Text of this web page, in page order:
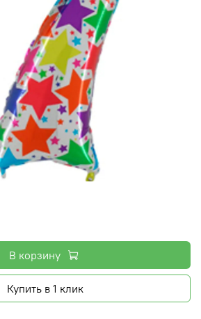
В корзину
Купить в 1 клик